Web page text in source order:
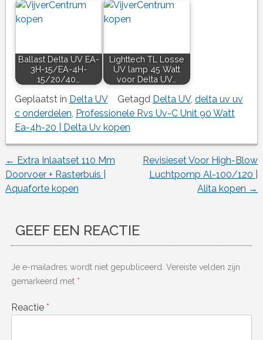
Ballast Delta UV EA-
3H-15/EA-4H-
15/20/40…
Lighttech TL Losse
UV lamp 45 Watt
voor Delta UV…
Geplaatst in Delta UV Getagd Delta UV, delta uv uv
c onderdelen, Professionele Rvs Uv-C Unit 90 Watt
Ea-4h-20 | Delta Uv kopen
Berichtnavigatie
← Extra Inlaatset 110 Mm
Doorvoer + Rasterbuis |
Aquaforte kopen
Revisieset Voor High-Blow
Luchtpomp Al-100/120 |
Alita kopen →
GEEF EEN REACTIE
Je e-mailadres wordt niet gepubliceerd. Vereiste velden zijn
gemarkeerd met *
Reactie *